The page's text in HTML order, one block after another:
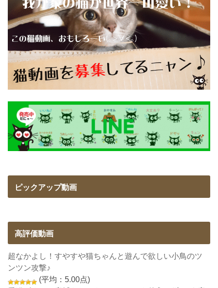
ピックアップ動画
高評価動画
超なかよし！すやすや猫ちゃんと遊んで欲しい小鳥のツ
ンツン攻撃♪
(平均：5.00点)